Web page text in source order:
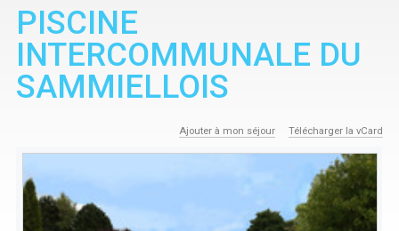
PISCINE
INTERCOMMUNALE DU
SAMMIELLOIS
Ajouter à mon séjour Télécharger la vCard